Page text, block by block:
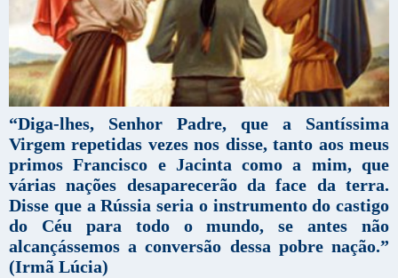
“Diga-lhes, Senhor Padre, que a Santíssima
Virgem repetidas vezes nos disse, tanto aos meus
primos Francisco e Jacinta como a mim, que
várias nações desaparecerão da face da terra.
Disse que a Rússia seria o instrumento do castigo
do Céu para todo o mundo, se antes não
alcançássemos a conversão dessa pobre nação.”
(Irmã Lúcia)